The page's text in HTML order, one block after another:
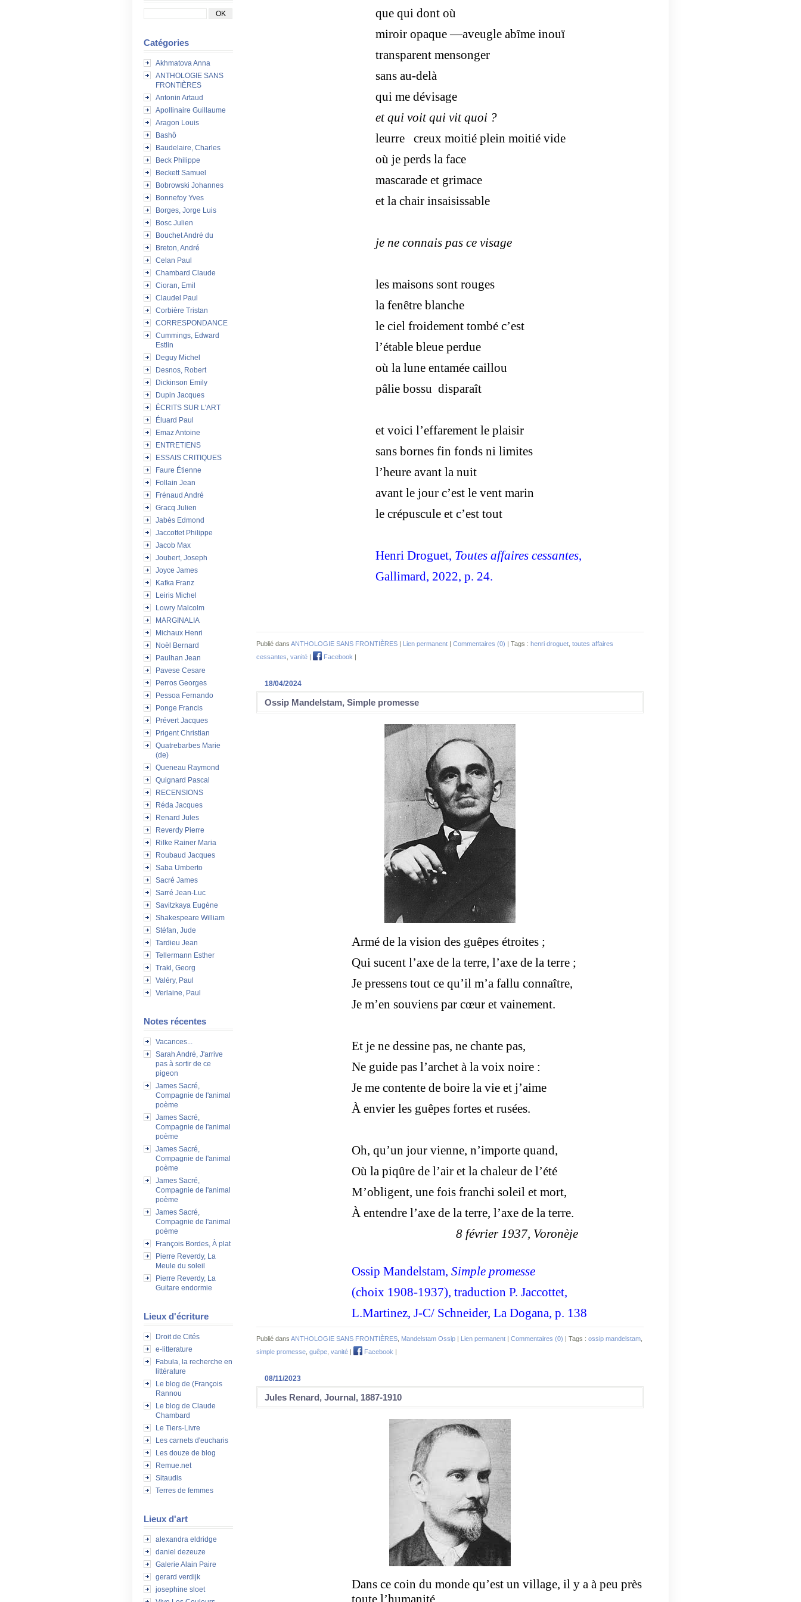
Catégories
Akhmatova Anna
ANTHOLOGIE SANS
FRONTIÈRES
Antonin Artaud
Apollinaire Guillaume
Aragon Louis
Bashô
Baudelaire, Charles
Beck Philippe
Beckett Samuel
Bobrowski Johannes
Bonnefoy Yves
Borges, Jorge Luis
Bosc Julien
Bouchet André du
Breton, André
Celan Paul
Chambard Claude
Cioran, Emil
Claudel Paul
Corbière Tristan
CORRESPONDANCE
Cummings, Edward
Estlin
Deguy Michel
Desnos, Robert
Dickinson Emily
Dupin Jacques
ÉCRITS SUR L'ART
Éluard Paul
Emaz Antoine
ENTRETIENS
ESSAIS CRITIQUES
Faure Étienne
Follain Jean
Frénaud André
Gracq Julien
Jabès Edmond
Jaccottet Philippe
Jacob Max
Joubert, Joseph
Joyce James
Kafka Franz
Leiris Michel
Lowry Malcolm
MARGINALIA
Michaux Henri
Noël Bernard
Paulhan Jean
Pavese Cesare
Perros Georges
Pessoa Fernando
Ponge Francis
Prévert Jacques
Prigent Christian
Quatrebarbes Marie
(de)
Queneau Raymond
Quignard Pascal
RECENSIONS
Réda Jacques
Renard Jules
Reverdy Pierre
Rilke Rainer Maria
Roubaud Jacques
Saba Umberto
Sacré James
Sarré Jean-Luc
Savitzkaya Eugène
Shakespeare William
Stéfan, Jude
Tardieu Jean
Tellermann Esther
Trakl, Georg
Valéry, Paul
Verlaine, Paul
Notes récentes
Vacances...
Sarah André, J'arrive
pas à sortir de ce
pigeon
James Sacré,
Compagnie de l'animal
poème
James Sacré,
Compagnie de l'animal
poème
James Sacré,
Compagnie de l'animal
poème
James Sacré,
Compagnie de l'animal
poème
James Sacré,
Compagnie de l'animal
poème
François Bordes, À plat
Pierre Reverdy, La
Meule du soleil
Pierre Reverdy, La
Guitare endormie
Lieux d'écriture
Droit de Cités
e-litterature
Fabula, la recherche en
littérature
Le blog de (François
Rannou
Le blog de Claude
Chambard
Le Tiers-Livre
Les carnets d'eucharis
Les douze de blog
Remue.net
Sitaudis
Terres de femmes
Lieux d'art
alexandra eldridge
daniel dezeuze
Galerie Alain Paire
gerard verdijk
josephine sloet
que qui dont où
miroir opaque —aveugle abîme inouï
transparent mensonger
sans au-delà
qui me dévisage
et qui voit qui vit quoi ?
leurre creux moitié plein moitié vide
où je perds la face
mascarade et grimace
et la chair insaisissable
je ne connais pas ce visage
les maisons sont rouges
la fenêtre blanche
le ciel froidement tombé c’est
l’étable bleue perdue
où la lune entamée caillou
pâlie bossu disparaît
et voici l’effarement le plaisir
sans bornes fin fonds ni limites
l’heure avant la nuit
avant le jour c’est le vent marin
le crépuscule et c’est tout
Henri Droguet, Toutes affaires cessantes,
Gallimard, 2022, p. 24.
Publié dans ANTHOLOGIE SANS FRONTIÈRES | Lien permanent | Commentaires (0) | Tags : henri droguet toutes affaires
cessantes vanité | Facebook |
18/04/2024
Ossip Mandelstam, Simple promesse
Armé de la vision des guêpes étroites ;
Qui sucent l’axe de la terre, l’axe de la terre ;
Je pressens tout ce qu’il m’a fallu connaître,
Je m’en souviens par cœur et vainement.
Et je ne dessine pas, ne chante pas,
Ne guide pas l’archet à la voix noire :
Je me contente de boire la vie et j’aime
À envier les guêpes fortes et rusées.
Oh, qu’un jour vienne, n’importe quand,
Où la piqûre de l’air et la chaleur de l’été
M’obligent, une fois franchi soleil et mort,
À entendre l’axe de la terre, l’axe de la terre.
8 février 1937, Voronèje
Ossip Mandelstam, Simple promesse
(choix 1908-1937), traduction P. Jaccottet,
L.Martinez, J-C/ Schneider, La Dogana, p. 138
Publié dans ANTHOLOGIE SANS FRONTIÈRES Mandelstam Ossip | Lien permanent | Commentaires (0) | Tags : ossip mandelstam
simple promesse guêpe vanité | Facebook |
08/11/2023
Jules Renard, Journal, 1887-1910
Dans ce coin du monde qu’est un village, il y a à peu près